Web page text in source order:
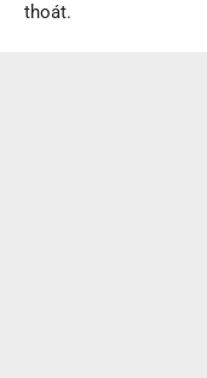
thoát.